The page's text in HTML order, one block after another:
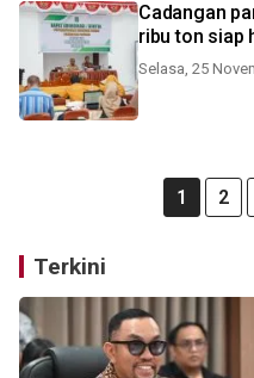
Cadangan
ribu ton siap
Selasa, 25
1 2
Terkini